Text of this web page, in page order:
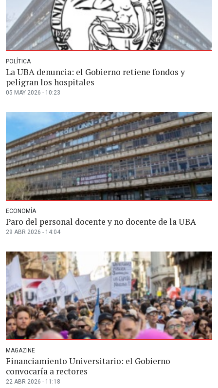
POLÍTICA
La UBA denuncia: el Gobierno retiene fondos y
peligran los hospitales
05 MAY 2026 - 10:23
ECONOMÍA
Paro del personal docente y no docente de la UBA
29 ABR 2026 - 14:04
MAGAZINE
Financiamiento Universitario: el Gobierno
convocaría a rectores
22 ABR 2026 - 11:18